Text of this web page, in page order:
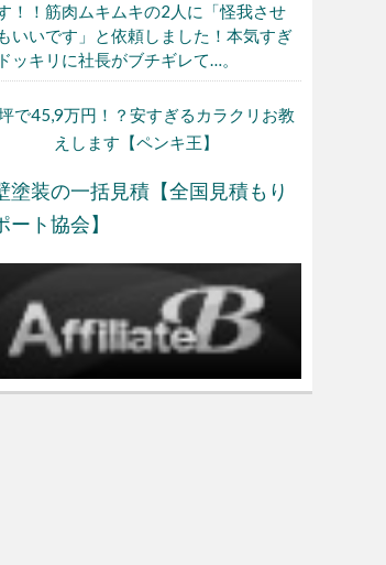
！！筋肉ムキムキの2人に「怪我させ
いいです」と依頼しました！本気すぎ
ッキリに社長がブチギレて…。
で45,9万円！？安すぎるカラクリお教
えします【ペンキ王】
塗装の一括見積【全国見積もり
ート協会】